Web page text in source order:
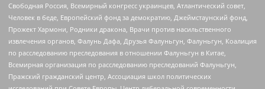
Свободная Россия, Всемирный конгресс украинцев, Атлантический совет,
Человек в беде, Европейский фонд за демократию, Джеймстаунский фонд,
Прожект Хармони, Родники дракона, Врачи против насильственного
извлечения органов, Фалунь Дафа, Друзья Фалуньгун, Фалуньгун, Коалиция
по расследованию преследования в отношении Фалуньгун в Китае,
Всемирная организация по расследованию преследований Фалуньгун,
Пражский гражданский центр, Ассоциация школ политических